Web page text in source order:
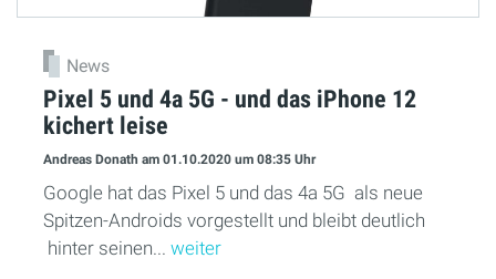
News
Pixel 5 und 4a 5G - und das iPhone 12
kichert leise
Andreas Donath am 01.10.2020 um 08:35 Uhr
Google hat das Pixel 5 und das 4a 5G als neue
Spitzen-Androids vorgestellt und bleibt deutlich
hinter seinen... weiter